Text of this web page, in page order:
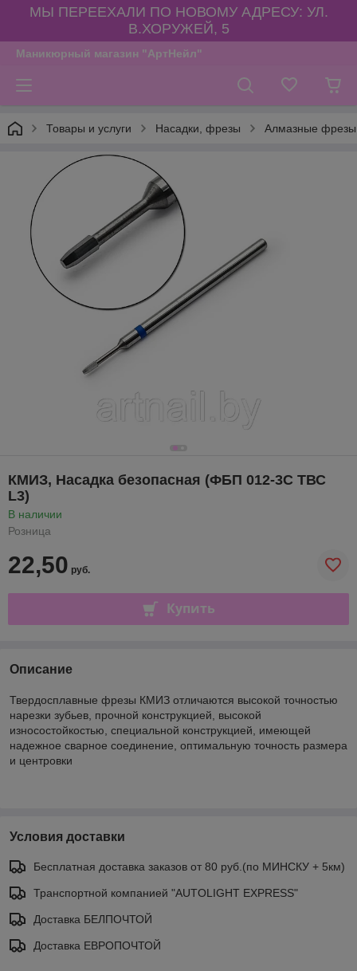
МЫ ПЕРЕЕХАЛИ ПО НОВОМУ АДРЕСУ: УЛ.
В.ХОРУЖЕЙ, 5
Маникюрный магазин "АртНейл"
Товары и услуги Насадки, фрезы Алмазные
КМИЗ, Насадка безопасная (ФБП 012-3С ТВС
L3)
В наличии
Розница
22,50 руб.
Купить
Описание
Твердосплавные фрезы КМИЗ отличаются высокой точностью
нарезки зубьев, прочной конструкцией, высокой
износостойкостью, специальной конструкцией, имеющей
надежное сварное соединение, оптимальную точность размера
и центровки
Условия доставки
Бесплатная доставка заказов от 80 руб.(по МИНСКУ + 5км)
Транспортной компанией "AUTOLIGHT EXPRESS"
Доставка БЕЛПОЧТОЙ
Доставка ЕВРОПОЧТОЙ